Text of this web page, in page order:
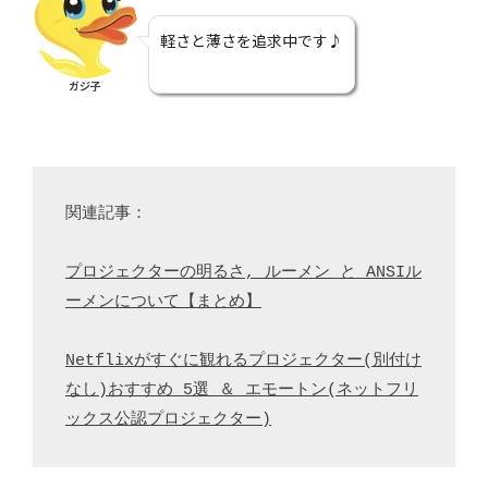
ガジ子
軽さと薄さを追求中です♪
関連記事：
プロジェクターの明るさ, ルーメン と ANSIル
ーメンについて【まとめ】
Netflixがすぐに観れるプロジェクター(別付け
なし)おすすめ 5選 ＆ エモートン(ネットフリ
ックス公認プロジェクター)